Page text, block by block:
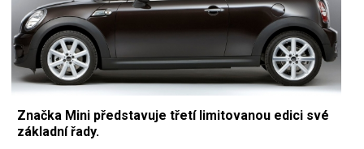
Značka Mini představuje třetí limitovanou edici své
základní řady.